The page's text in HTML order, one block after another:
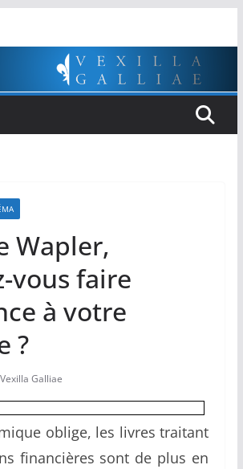
Wapler,
vous faire
à votre
?
Vexilla Galliae
oblige, les livres traitant
financières sont de plus en